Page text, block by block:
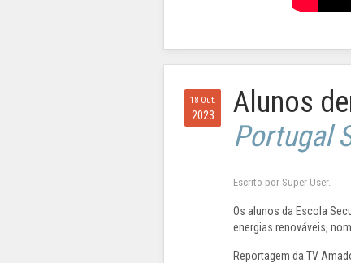
18 Out.
2023
Alunos
Portugal
Escrito por Super User.
Os alunos da Escola
energias renováveis,
Reportagem da TV